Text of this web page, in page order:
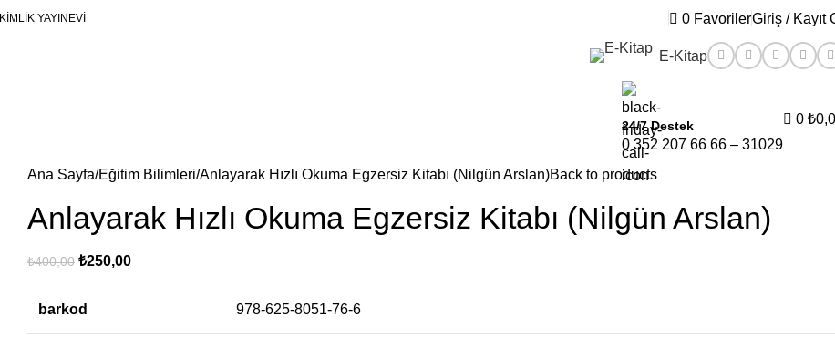
KİMLİK YAYINEVİ 0 FavorilerGiriş / Kayıt
E-Kitap
24/7 Destek
0 352 207 66 66 – 31029
0 ₺
Ana Sayfa Eğitim Bilimleri Anlayarak Hızlı Okuma Egzersiz Kitabı (Nilgün Arslan)Back to products
Anlayarak Hızlı Okuma Egzersiz Kitabı (Nilgün Arslan)
₺400,00 ₺250,00
barkod 978-625-8051-76-6